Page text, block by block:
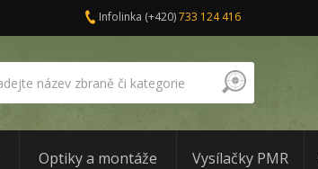
Infolinka (+420)733 124 416
Optiky a montáže Vysílačky PMR